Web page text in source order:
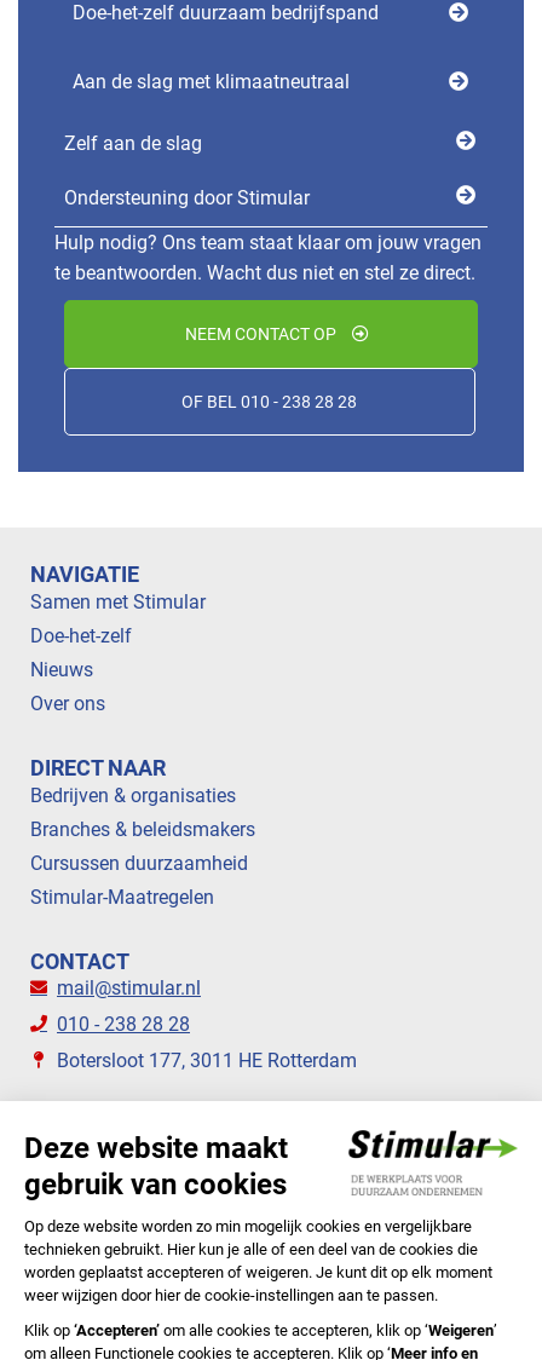
Doe-het-zelf duurzaam bedrijfspand
Aan de slag met klimaatneutraal
Zelf aan de slag
Ondersteuning door Stimular
Hulp nodig? Ons team staat klaar om jouw vragen
te beantwoorden. Wacht dus niet en stel ze direct.
NEEM CONTACT OP
OF BEL 010 - 238 28 28
NAVIGATIE
Samen met Stimular
Doe-het-zelf
Nieuws
Over ons
DIRECT NAAR
Bedrijven & organisaties
Branches & beleidsmakers
Cursussen duurzaamheid
Stimular-Maatregelen
CONTACT
mail@stimular.nl
010 - 238 28 28
Botersloot 177, 3011 HE Rotterdam
STIMULAR NIEUWSBRIEVEN
ABONNEER NU
Privacyverklaring Cookiebeleid Colofon Disclaimer